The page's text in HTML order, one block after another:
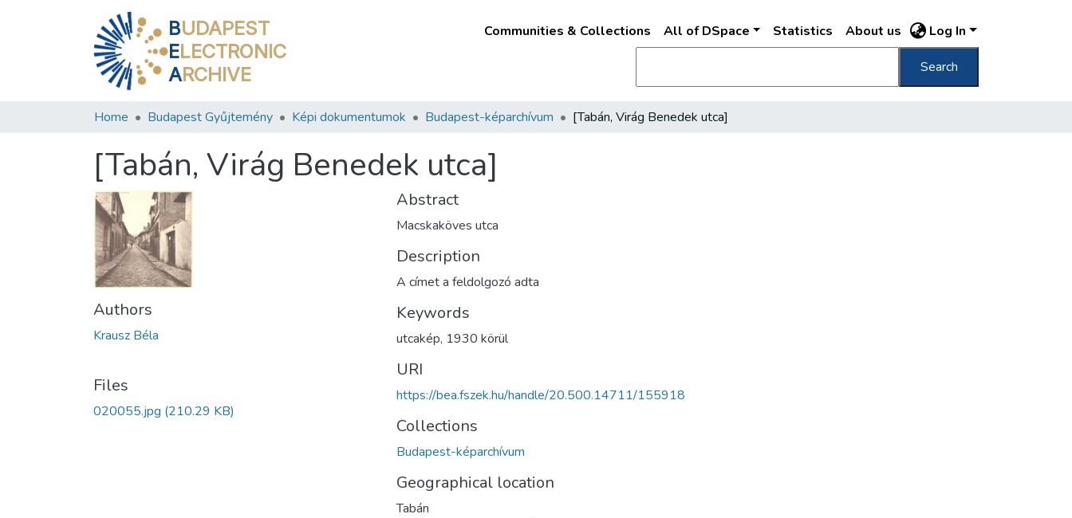
BUDAPEST
ELECTRONIC
ARCHIVE
Communities & Collections All of DSpace Statistics About us Log In
Search
Home Budapest Gyűjtemény Képi dokumentumok Budapest-képarchívum [Tabán, Virág Benedek utca]
[Tabán, Virág Benedek utca]
Authors
Krausz Béla
Files
020055.jpg (210.29 KB)
Abstract
Macskaköves utca
Description
A címet a feldolgozó adta
Keywords
utcakép, 1930 körül
URI
https://bea.fszek.hu/handle/20.500.14711/155918
Collections
Budapest-képarchívum
Geographical location
Tabán